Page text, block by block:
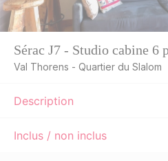
Sérac J7 - Studio cabine 6
Val Thorens - Quartier du Slalom
Description
Inclus / non inclus